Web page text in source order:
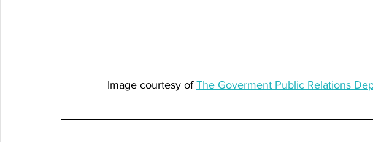
Image courtesy of The Goverment Public Relations